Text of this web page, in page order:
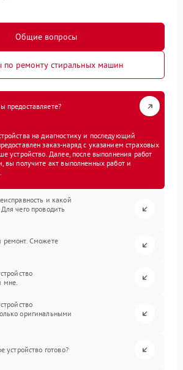
Общие вопросы
по ремонту стиральных машин
предоставляете?
на диагностику и последующий
заказ-наряд с указанием страховых
устройство. Далее, после выполнения работ
вы получите акт выполненных работ и
и какой
чего проводить
ремонт. Сможете
мне.
оригинальными
устройство готово?